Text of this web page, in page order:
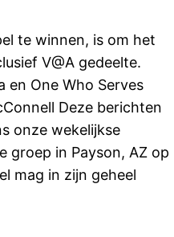
te winnen, is om het
V@A gedeelte.
en One Who Serves
Deze berichten
onze wekelijkse
groep in Payson, AZ op
mag in zijn geheel